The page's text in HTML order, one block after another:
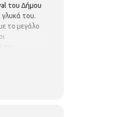
του Δήμου
του.
το μεγάλο
ή στο